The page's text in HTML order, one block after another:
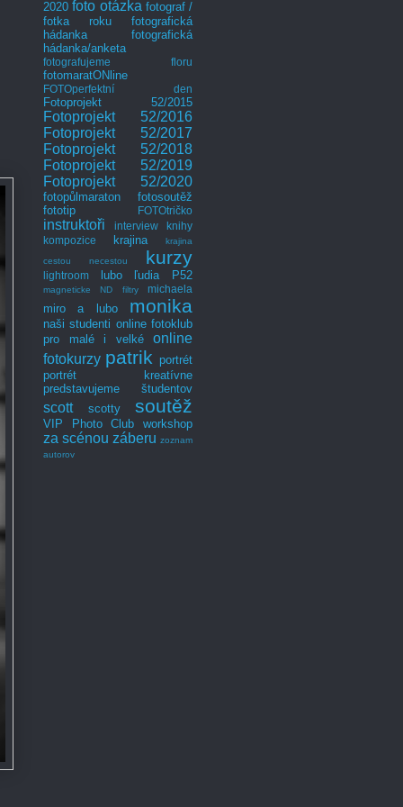
2020 foto otázka fotograf /
fotka roku
fotografická
hádanka
fotografická
hádanka/anketa
fotografujeme floru
fotomaratONline
FOTOperfektní den
Fotoprojekt 52/2015
Fotoprojekt 52/2016
Fotoprojekt 52/2017
Fotoprojekt 52/2018
Fotoprojekt 52/2019
Fotoprojekt 52/2020
fotopůlmaraton
fotosoutěž
fototip
FOTOtričko
instruktoři interview
knihy
kompozice
krajina
krajina
cestou necestou
kurzy
lightroom lubo ľudia P52
magneticke ND filtry michaela
miro a lubo monika
naši studenti online fotoklub
pro malé i velké
online
fotokurzy patrik portrét
portrét kreatívne
predstavujeme študentov
scott scotty soutěž
VIP Photo Club workshop
za scénou záberu zoznam
autorov